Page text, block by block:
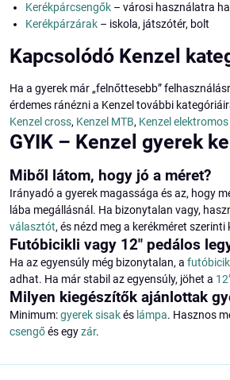
Kerékpárcsengők – városi használatra
Kerékpárzárak – iskola, játszótér, bolt
Kapcsolódó Kenzel
Ha a gyerek már „felnőttesebb”
érdemes ránézni a Kenzel további
Kenzel cross, Kenzel MTB, Kenzel
GYIK – Kenzel gyerek
Miből látom, hogy jó a méret?
Irányadó a gyerek magassága és az, hogy
lába megállásnál. Ha bizonytalan vagy,
választót, és nézd meg a kerékméret
Futóbicikli vagy 12" pedálos
Ha az egyensúly még bizonytalan, a
adhat. Ha már stabil az egyensúly, jöhet a
Milyen kiegészítők ajánlottak
Minimum:gyerek sisakés lámpa. Hasznos
csengőés egyzár.